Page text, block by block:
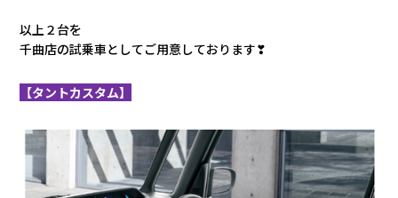
以上２台を
千曲店の試乗車としてご用意しております❣
【タントカスタム】